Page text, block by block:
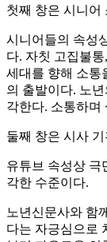
첫째 창은 시니어
시니어들의 속성
다. 자칫 고집불
세대를 향해 소통
의 출발이다. 노
각한다. 소통하며
둘째 창은 시사
유튜브 속성상 극
각한 수준이다.
노년신문사와 함
다는 자긍심으로